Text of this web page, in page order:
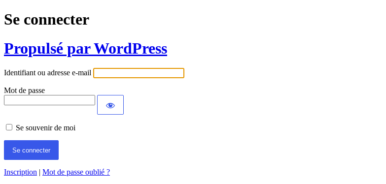
Se connecter
Propulsé par WordPress
Identifiant ou adresse e-mail
Mot de passe
Se souvenir de moi
Inscription | Mot de passe oublié ?